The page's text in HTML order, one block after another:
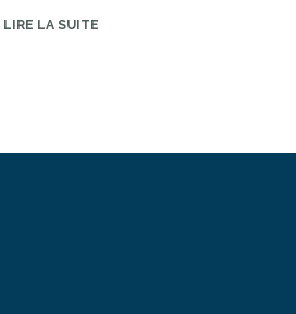
LIRE LA SUITE